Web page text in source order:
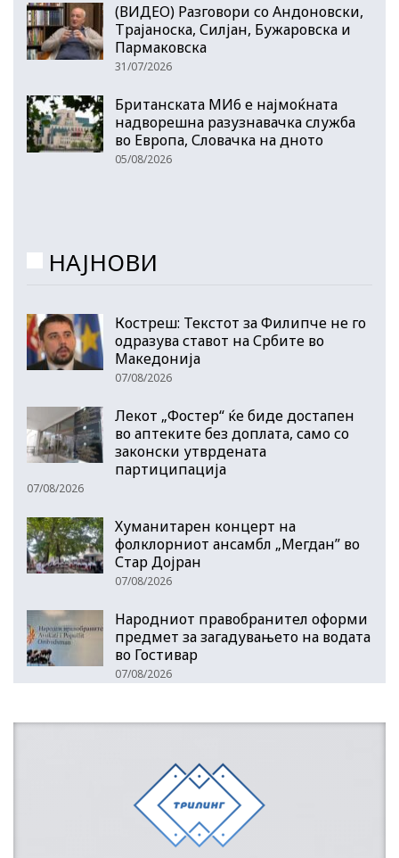
(ВИДЕО) Разговори со Андоновски,
Трајаноска, Силјан, Бужаровска и
Пармаковска
31/07/2026
Британската МИ6 е најмоќната
надворешна разузнавачка служба
во Европа, Словачка на дното
05/08/2026
НАЈНОВИ
Костреш: Текстот за Филипче не го
одразува ставот на Србите во
Македонија
07/08/2026
Лекот „Фостер“ ќе биде достапен
во аптеките без доплата, само со
законски утврдената
партиципација
07/08/2026
Хуманитарен концерт на
фолклорниот ансамбл „Мегдан” во
Стар Дојран
07/08/2026
Народниот правобранител оформи
предмет за загадувањето на водата
во Гостивар
07/08/2026